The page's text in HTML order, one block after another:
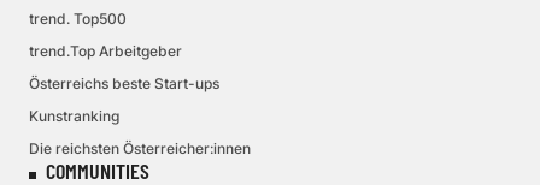
trend. Top500
trend.Top Arbeitgeber
Österreichs beste Start-ups
Kunstranking
Die reichsten Österreicher:innen
COMMUNITIES